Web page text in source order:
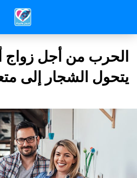
الحرب من أجل
يتحول الشجار إلى